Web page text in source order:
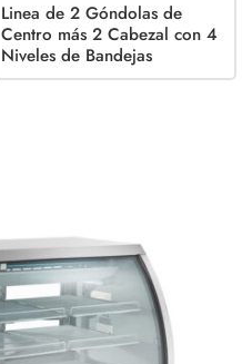
Linea de 2 Góndolas de
Centro más 2 Cabezal con 4
Niveles de Bandejas